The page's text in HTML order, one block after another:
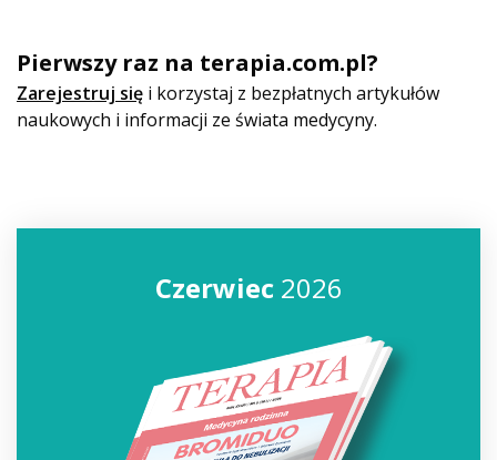
Pierwszy raz na terapia.com.pl?
Zarejestruj się i korzystaj z bezpłatnych artykułów
naukowych i informacji ze świata medycyny.
Czerwiec2026